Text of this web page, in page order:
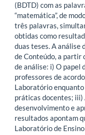
(BDTD) com as
“matemática”, de
três palavras,
obtidas como
duas teses. A
de Conteúdo, a partir
de análise: i) O papel
professores de
Laboratório
práticas docentes;
desenvolvimento e
resultados apontam
Laboratório de